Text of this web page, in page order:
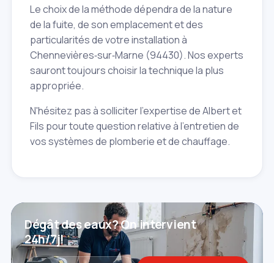
Le choix de la méthode dépendra de la nature
de la fuite, de son emplacement et des
particularités de votre installation à
Chennevières‑sur‑Marne (94430). Nos experts
sauront toujours choisir la technique la plus
appropriée.
N'hésitez pas à solliciter l'expertise de Albert et
Fils pour toute question relative à l'entretien de
vos systèmes de plomberie et de chauffage.
Dégât des eaux? On intervient
24h/7j!